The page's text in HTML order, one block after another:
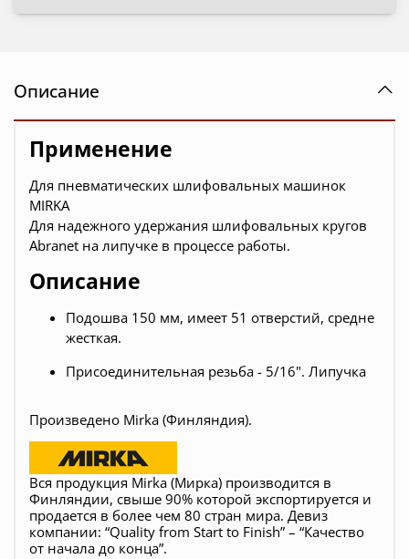
Описание
Применение
Для пневматических шлифовальных машинок
MIRKA
Для надежного удержания шлифовальных кругов
Abranet на липучке в процессе работы.
Описание
Подошва 150 мм, имеет 51 отверстий, средне
жесткая.
Присоединительная резьба - 5/16". Липучка
Произведено Mirka (Финляндия).
Вся продукция Mirka (Мирка) производится в
Финляндии, свыше 90% которой экспортируется и
продается в более чем 80 стран мира. Девиз
компании: “Quality from Start to Finish” – “Качество
от начала до конца”.